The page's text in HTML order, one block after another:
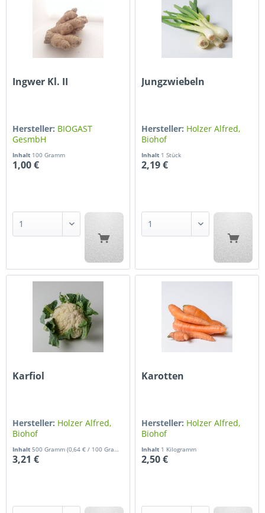
Ingwer Kl. II
Hersteller: BIOGAST
GesmbH
Inhalt 100 Gramm
1,00 €
Jungzwiebeln
Hersteller: Holzer Alfred,
Biohof
Inhalt 1 Stück
2,19 €
Karfiol
Hersteller: Holzer Alfred,
Biohof
Inhalt500 Gramm(0,64 € / 100 Gramm)
3,21 €
Karotten
Hersteller: Holzer Alfred,
Biohof
Inhalt 1 Kilogramm
2,50 €